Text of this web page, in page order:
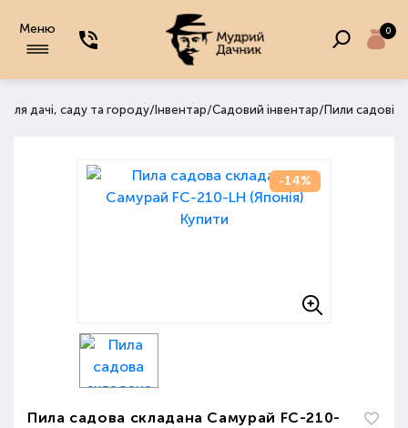
Меню 0
для дачі, саду та городу/ Інвентар/Садовий інвентар/ Пили садові
-14%
Пила садова складана Самурай FС-210-